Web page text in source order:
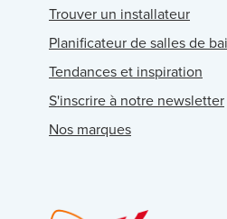
Trouver un installateur
Planificateur de salles de
Tendances et inspiration
S'inscrire à notre newsletter
Nos marques